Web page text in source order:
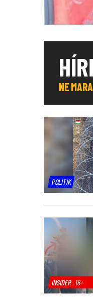
NE
POLITIK
INSIDER 18+